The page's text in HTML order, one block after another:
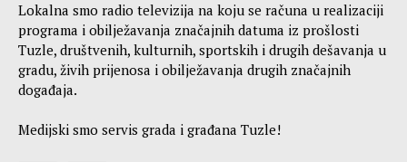
Lokalna smo radio televizija na koju se računa u realizaciji
programa i obilježavanja značajnih datuma iz prošlosti
Tuzle, društvenih, kulturnih, sportskih i drugih dešavanja u
gradu, živih prijenosa i obilježavanja drugih značajnih
događaja.
Medijski smo servis grada i građana Tuzle!